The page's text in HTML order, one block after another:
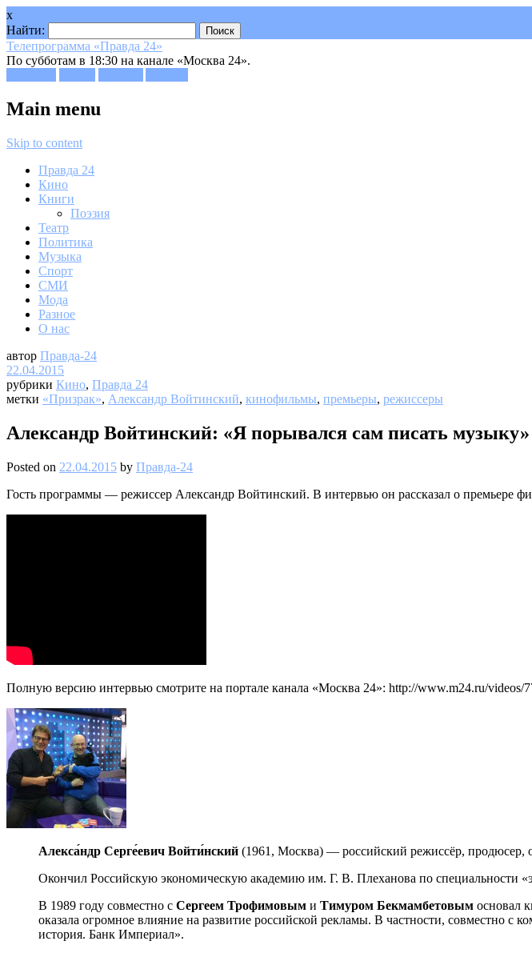
x
Найти:
Телепрограмма «Правда 24»
По субботам в 18:30 на канале «Москва 24».
Main menu
Skip to content
Правда 24
Кино
Книги
Поэзия
Театр
Политика
Музыка
Спорт
СМИ
Мода
Разное
О нас
автор Правда-24
22.04.2015
рубрики Кино, Правда 24
метки «Призрак», Александр Войтинский, кинофильмы, премьеры, режиссеры
Александр Войтинский: «Я порывался сам писать музыку»
Posted on 22.04.2015 by Правда-24
Гость программы — режиссер Александр Войтинский. В интервью он рассказал о премьере
Полную версию интервью смотрите на портале канала «Москва 24»: http://www.m24.ru/videos/
Алекса́ндр Серге́евич Войти́нский (1961, Москва) — российский режиссёр, продюсер,
Окончил Российскую экономическую академию им. Г. В. Плеханова по специальности
В 1989 году совместно с Сергеем Трофимовым и Тимуром Бекмамбетовым основал
оказала огромное влияние на развитие российской рекламы. В частности, совместно
история. Банк Империал».